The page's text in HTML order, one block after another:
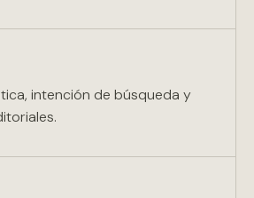
intención de búsqueda y